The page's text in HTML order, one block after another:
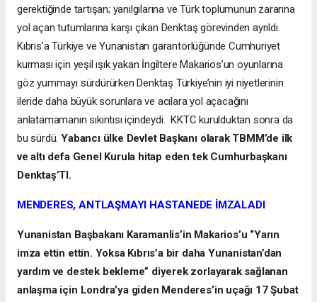
gerektiğinde tartışan; yanılgılarına ve Türk toplumunun zararına
yol açan tutumlarına karşı çıkan Denktaş görevinden ayrıldı.
Kıbrıs’a Türkiye ve Yunanistan garantörlüğünde Cumhuriyet
kurması için yeşil ışık yakan İngiltere Makarios’un oyunlarına
göz yummayı sürdürürken Denktaş Türkiye’nin iyi niyetlerinin
ileride daha büyük sorunlara ve acılara yol açacağını
anlatamamanın sıkıntısı içindeydi. KKTC kurulduktan sonra da
bu sürdü.Yabancı ülke Devlet Başkanı olarak TBMM’de ilk
ve altı defa Genel Kurula hitap eden tek Cumhurbaşkanı
Denktaş’TI.
MENDERES, ANTLAŞMAYI HASTANEDE İMZALADI
Yunanistan Başbakanı Karamanlis’in Makarios’u “Yarın
imza ettin ettin. Yoksa Kıbrıs’a bir daha Yunanistan’dan
yardım ve destek bekleme” diyerek zorlayarak sağlanan
anlaşma için Londra’ya giden Menderes’in uçağı 17 Şubat